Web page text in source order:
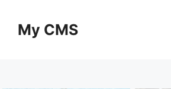
contentMy CMS